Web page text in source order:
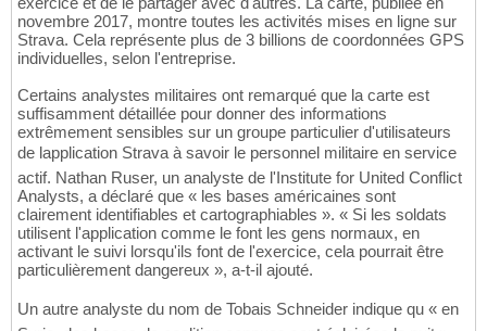
novembre 2017, montre toutes les activités mises en ligne sur
Strava. Cela représente plus de 3 billions de coordonnées GPS
individuelles, selon l'entreprise.
Certains analystes militaires ont remarqué que la carte est
suffisamment détaillée pour donner des informations
extrêmement sensibles sur un groupe particulier d'utilisateurs
de lapplication Strava à savoir le personnel militaire en service
actif. Nathan Ruser, un analyste de l'Institute for United Conflict
Analysts, a déclaré que « les bases américaines sont
clairement identifiables et cartographiables ». « Si les soldats
utilisent l'application comme le font les gens normaux, en
activant le suivi lorsqu'ils font de l'exercice, cela pourrait être
particulièrement dangereux », a-t-il ajouté.
Un autre analyste du nom de Tobais Schneider indique qu « en